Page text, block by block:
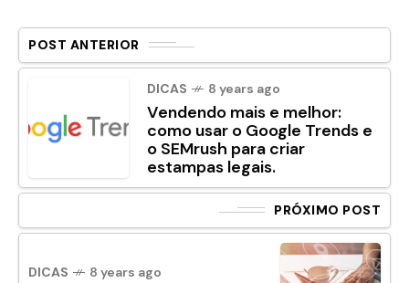
POST ANTERIOR
DICAS 8 years ago
Vendendo mais e melhor:
como usar o Google Trends e
o SEMrush para criar
estampas legais.
PRÓXIMO POST
DICAS 8 years ago